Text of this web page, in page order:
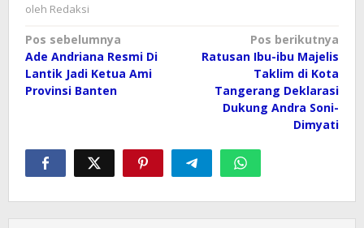
oleh Redaksi
Navigasi
pos
Pos sebelumnya
Ade Andriana Resmi Di
Lantik Jadi Ketua Ami
Provinsi Banten
Pos berikutnya
Ratusan Ibu-ibu Majelis
Taklim di Kota
Tangerang Deklarasi
Dukung Andra Soni-
Dimyati